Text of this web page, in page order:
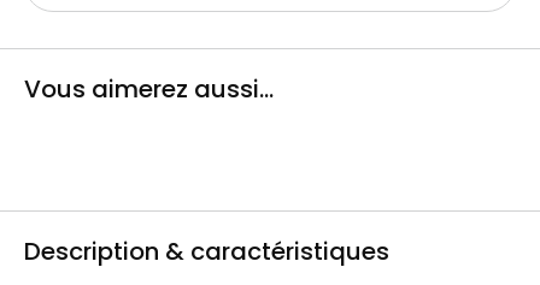
Vous aimerez aussi...
Description & caractéristiques